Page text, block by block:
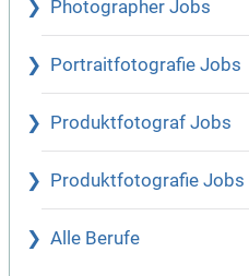
Photographer Jobs
Portraitfotografie Jobs
Produktfotograf Jobs
Produktfotografie Jobs
Alle Berufe